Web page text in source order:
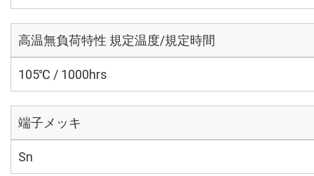
高温無負荷特性 規定温度/規定時間
105℃ / 1000hrs
端子メッキ
Sn